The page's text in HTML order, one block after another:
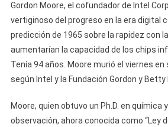
Gordon Moore, el cofundador de Intel
vertiginoso del progreso en la era digital
predicción de 1965 sobre la rapidez con
aumentarían la capacidad de los chips
Tenía 94 años. Moore murió el viernes en
según Intel y la Fundación Gordon y Betty
Moore, quien obtuvo un Ph.D. en
observación, ahora conocida como “Ley